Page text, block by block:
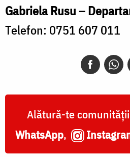
Gabriela Rusu –
Telefon: 0751 607 011
Alătură-te
WhatsApp,